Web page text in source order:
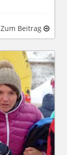
Zum Beitrag